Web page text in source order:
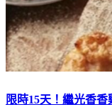
限時15天！繼光香